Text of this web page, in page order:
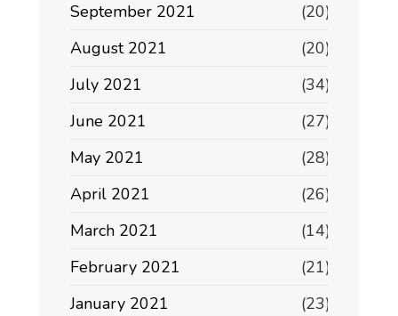
September 2021
(20)
August 2021
(20)
July 2021
(34)
June 2021
(27)
May 2021
(28)
April 2021
(26)
March 2021
(14)
February 2021
(21)
January 2021
(23)